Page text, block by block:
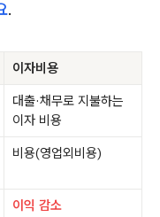
.
이자비용
대출·채무로 지불하는
이자 비용
비용(영업외비용)
이익 감소